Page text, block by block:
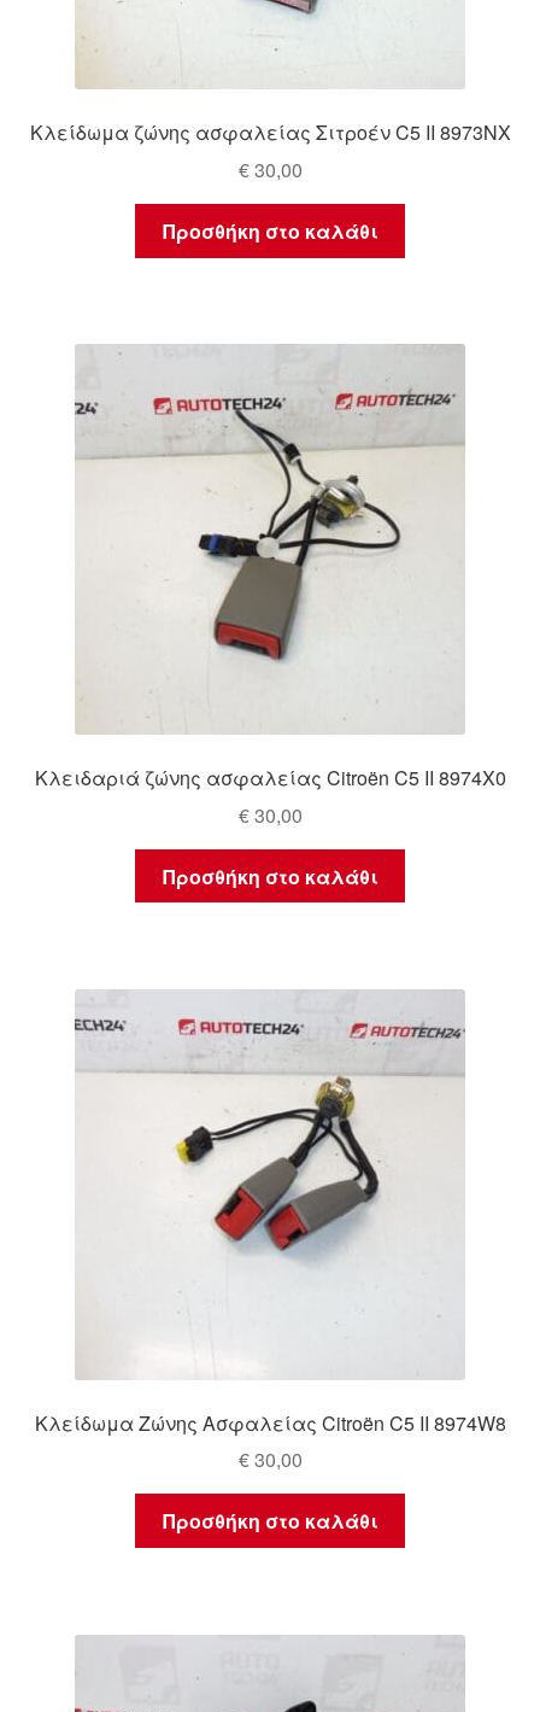
Κλείδωμα ζώνης ασφαλείας Σιτροέν C5 II 8973NX
€30,00
Προσθήκη στο καλάθι
Κλειδαριά ζώνης ασφαλείας Citroën C5 II 8974X0
€30,00
Προσθήκη στο καλάθι
Κλείδωμα Ζώνης Ασφαλείας Citroën C5 II 8974W8
€30,00
Προσθήκη στο καλάθι